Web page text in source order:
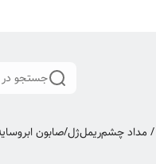
جستجو
چشمریملژل/صابون ابرو